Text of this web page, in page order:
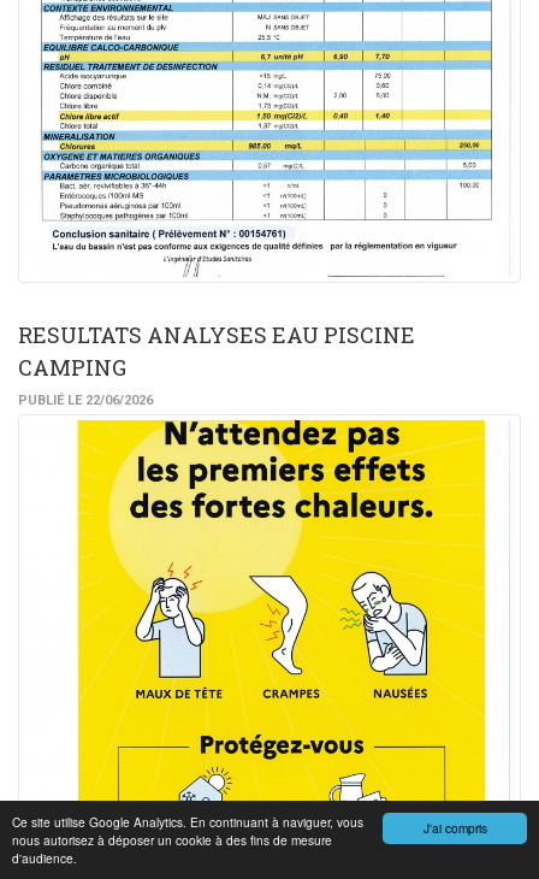
J'ai compris
Ce site utilise Google Analytics. En continuant à naviguer, vous
nous autorisez à déposer un cookie à des fins de mesure
d'audience.
RESULTATS ANALYSES EAU PISCINE
CAMPING
PUBLIÉ LE 22/06/2026